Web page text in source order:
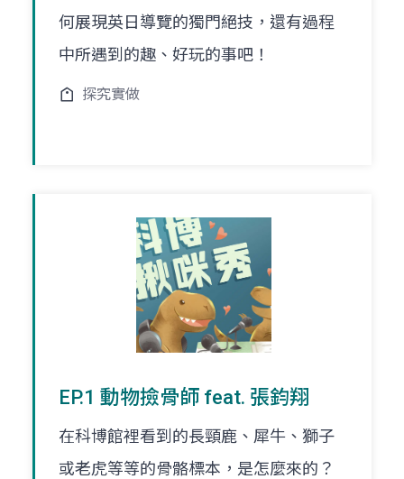
何展現英日導覽的獨門絕技，還有過程
中所遇到的趣、好玩的事吧！
探究實做
EP.1 動物撿骨師 feat. 張鈞翔
在科博館裡看到的長頸鹿、犀牛、獅子
或老虎等等的骨骼標本，是怎麼來的？